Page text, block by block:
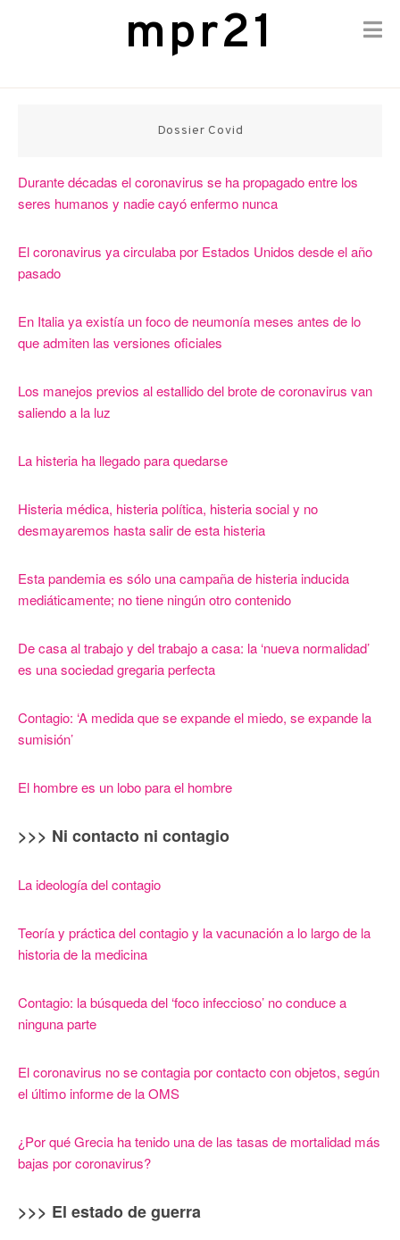
mpr21
Dossier Covid
Durante décadas el coronavirus se ha propagado entre los
seres humanos y nadie cayó enfermo nunca
El coronavirus ya circulaba por Estados Unidos desde el año
pasado
En Italia ya existía un foco de neumonía meses antes de lo
que admiten las versiones oficiales
Los manejos previos al estallido del brote de coronavirus van
saliendo a la luz
La histeria ha llegado para quedarse
Histeria médica, histeria política, histeria social y no
desmayaremos hasta salir de esta histeria
Esta pandemia es sólo una campaña de histeria inducida
mediáticamente; no tiene ningún otro contenido
De casa al trabajo y del trabajo a casa: la ‘nueva normalidad’
es una sociedad gregaria perfecta
Contagio: ‘A medida que se expande el miedo, se expande la
sumisión’
El hombre es un lobo para el hombre
>>> Ni contacto ni contagio
La ideología del contagio
Teoría y práctica del contagio y la vacunación a lo largo de la
historia de la medicina
Contagio: la búsqueda del ‘foco infeccioso’ no conduce a
ninguna parte
El coronavirus no se contagia por contacto con objetos, según
el último informe de la OMS
¿Por qué Grecia ha tenido una de las tasas de mortalidad más
bajas por coronavirus?
>>> El estado de guerra